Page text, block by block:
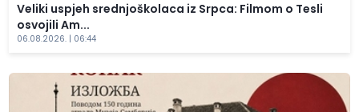
Veliki uspjeh srednjoškolaca iz Srpca: Filmom o Tesli
osvojili Am...
06.08.2026. | 06:44